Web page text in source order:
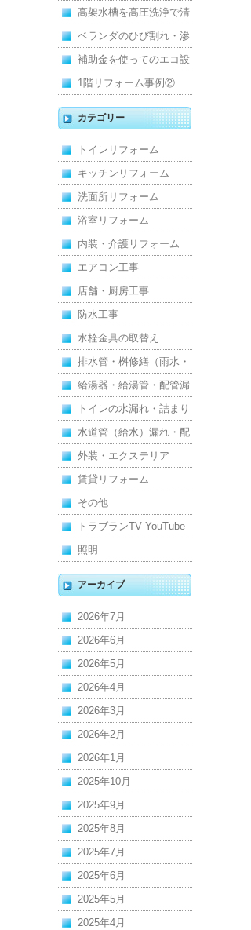
寒くて断熱ドアに交換し
ました
高架水槽を高圧洗浄で清
掃！衛生的な給水環境を
維持｜施工事例
ベランダのひび割れ・滲
みを解消！賃貸マンショ
ン防水工事
補助金を使ってのエコ設
備住宅リフォーム
1階リフォーム事例②｜
キッチン・床・収納を一
新し、扉新設で動線を整
えた全面改修
カテゴリー
トイレリフォーム
キッチンリフォーム
洗面所リフォーム
浴室リフォーム
内装・介護リフォーム
エアコン工事
店舗・厨房工事
防水工事
水栓金具の取替え
排水管・桝修繕（雨水・
汚水）
給湯器・給湯管・配管漏
れ
トイレの水漏れ・詰まり
水道管（給水）漏れ・配
管
外装・エクステリア
賃貸リフォーム
その他
トラブランTV YouTube
照明
アーカイブ
2026年7月
2026年6月
2026年5月
2026年4月
2026年3月
2026年2月
2026年1月
2025年10月
2025年9月
2025年8月
2025年7月
2025年6月
2025年5月
2025年4月